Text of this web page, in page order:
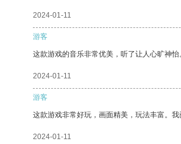
2024-01-11
游客
这款游戏的音乐非常优美，听了让人心旷神怡
2024-01-11
游客
这款游戏非常好玩，画面精美，玩法丰富。我
2024-01-11